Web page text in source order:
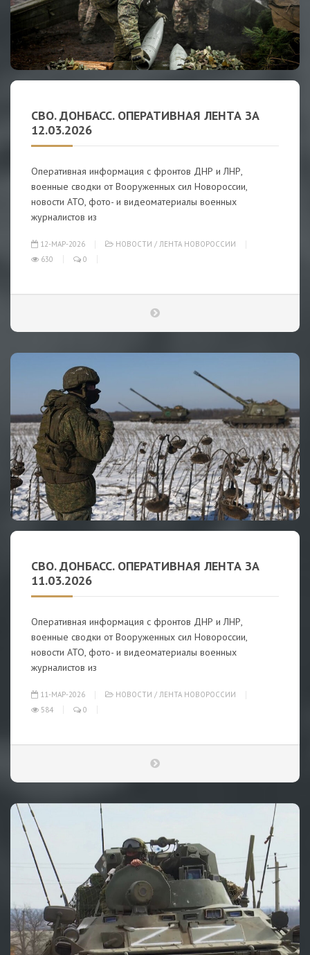
СВО. ДОНБАСС. ОПЕРАТИВНАЯ ЛЕНТА ЗА
12.03.2026
Оперативная информация с фронтов ДНР и ЛНР,
военные сводки от Вооруженных сил Новороссии,
новости АТО, фото- и видеоматериалы военных
журналистов из
12-МАР-2026 НОВОСТИ / ЛЕНТА НОВОРОССИИ
630
0
СВО. ДОНБАСС. ОПЕРАТИВНАЯ ЛЕНТА ЗА
11.03.2026
Оперативная информация с фронтов ДНР и ЛНР,
военные сводки от Вооруженных сил Новороссии,
новости АТО, фото- и видеоматериалы военных
журналистов из
11-МАР-2026 НОВОСТИ / ЛЕНТА НОВОРОССИИ
584
0